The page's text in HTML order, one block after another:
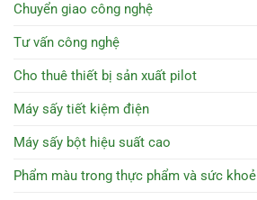
Chuyển giao công nghệ
Tư vấn công nghệ
Cho thuê thiết bị sản xuất pilot
Máy sấy tiết kiệm điện
Máy sấy bột hiệu suất cao
Phẩm màu trong thực phẩm và sức khoẻ